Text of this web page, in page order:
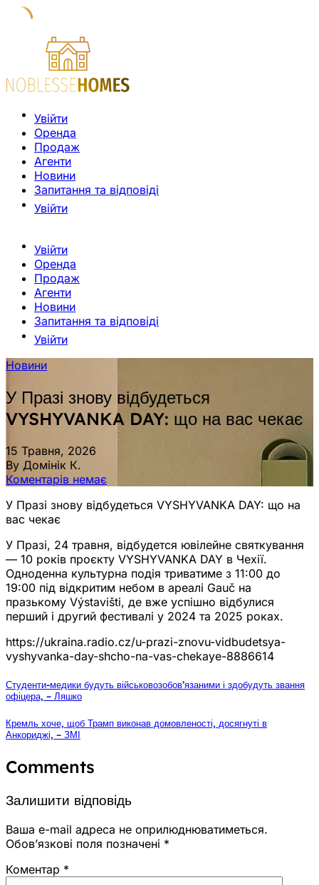
Увійти
Оренда
Продаж
Агенти
Новини
Запитання та відповіді
Увійти
Увійти
Оренда
Продаж
Агенти
Новини
Запитання та відповіді
Увійти
Новини
У Празі знову відбудеться
VYSHYVANKA DAY: що на вас чекає
15 Травня, 2026
By Домінік К.
Коментарів немає
У Празі знову відбудеться VYSHYVANKA DAY: що на
вас чекає
У Празі, 24 травня, відбудется ювілейне святкування
— 10 років проєкту VYSHYVANKA DAY в Чехії.
Одноденна культурна подія триватиме з 11:00 до
19:00 під відкритим небом в ареалі Gauč на
празькому Výstavišti, де вже успішно відбулися
перший і другий фестивалі у 2024 та 2025 роках.
https://ukraina.radio.cz/u-prazi-znovu-vidbudetsya-
vyshyvanka-day-shcho-na-vas-chekaye-8886614
Студенти-медики будуть військовозобов’язаними і здобудуть звання
офіцера, – Ляшко
Кремль хоче, щоб Трамп виконав домовленості, досягнуті в
Анкориджі, – ЗМІ
Comments
Залишити відповідь
Ваша e-mail адреса не оприлюднюватиметься.
Обов’язкові поля позначені *
Коментар *